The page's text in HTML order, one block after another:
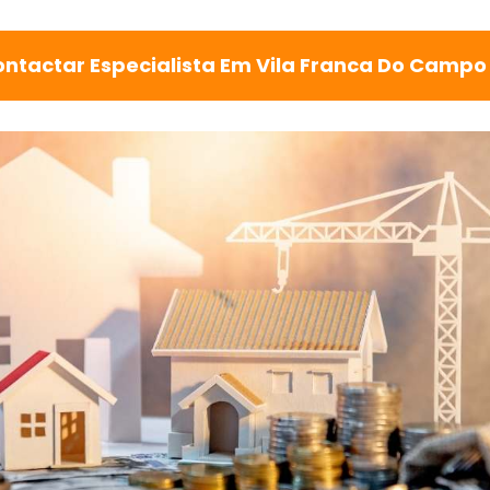
Especialista Em Vila Franca Do Campo